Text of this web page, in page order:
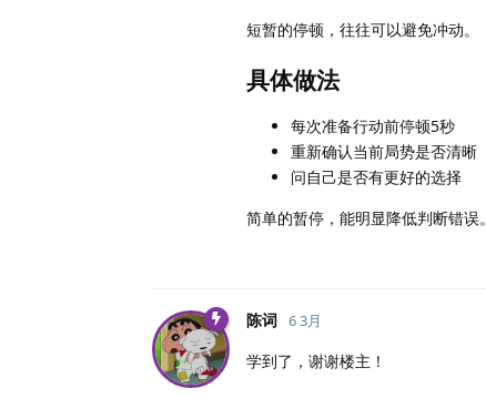
短暂的停顿，往往可以避免冲动。
具体做法
每次准备行动前停顿5秒
重新确认当前局势是否清晰
问自己是否有更好的选择
简单的暂停，能明显降低判断错误。
陈词 6 3月
学到了，谢谢楼主！